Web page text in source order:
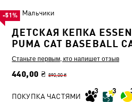
Мальчики
ДЕТСКАЯ КЕПКА
PUMA CAT BASEBALL
Станьте первым, кто напишет отзыв
440,00 ₴ 890,00 ₴
-51%
ПОКУПКА ЧАСТЯМИ